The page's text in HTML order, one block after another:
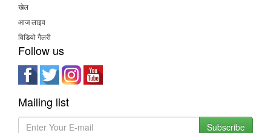
खेल
आज लाइव
विडियो गैलरी
Follow us
Mailing list
Subscribe